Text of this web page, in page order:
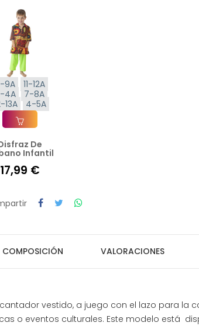
9A
11-12A
4A
7-8A
13A
4-5A
Añadir A La Cesta
De
Infantil
17,99 €
COMPOSICIÓN VALORACIONES
vestido, a juego con el lazo para la
o eventos culturales. Este modelo está